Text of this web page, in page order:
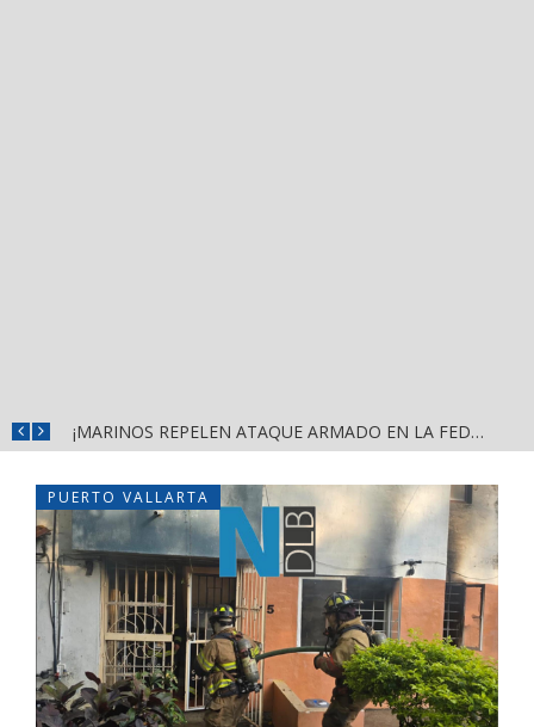
¡MARINOS REPELEN ATAQUE ARMADO EN LA FEDERAL 200; PERDIERON LOS AGRESORES!
PUERTO VALLARTA